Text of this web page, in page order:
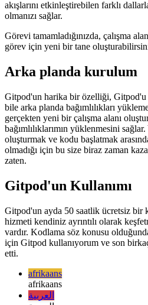
Bu dosya, sürüm kontrol sistemine
sonraki sefer dalda yeni bir çalışma
için talimatlar kümesidir. Bu aynı
akışlarını etkinleştirebilen farklı
görev için yeni bir tane
Arka planda kurulum
Gitpod'un harika bir özelliği, Gitpod'u
bile arka planda bağımlılıkları
gerçekten yeni bir çalışma alanı
oluşturmak ve kodu başlatmak
zaten.
Gitpod'un Kullanımı
Gitpod'un ayda 50 saatlik ücretsiz bir
hizmeti kendiniz ayrıntılı olarak
vardır. Kodlama söz konusu
için Gitpod kullanıyorum ve son